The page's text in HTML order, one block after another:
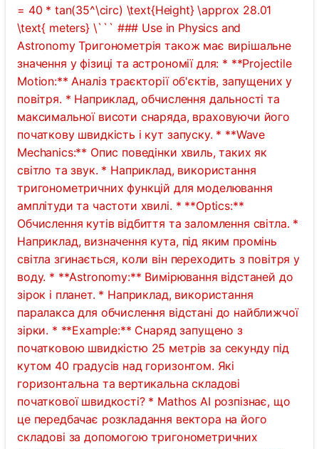
= 40 * tan(35^\circ) \text{Height} \approx 28.01
\text{ meters} \``` ### Use in Physics and
Astronomy Тригонометрія також має вирішальне
значення у фізиці та астрономії для: * **Projectile
Motion:** Аналіз траєкторії об'єктів, запущених у
повітря. * Наприклад, обчислення дальності та
максимальної висоти снаряда, враховуючи його
початкову швидкість і кут запуску. * **Wave
Mechanics:** Опис поведінки хвиль, таких як
світло та звук. * Наприклад, використання
тригонометричних функцій для моделювання
амплітуди та частоти хвилі. * **Optics:**
Обчислення кутів відбиття та заломлення світла. *
Наприклад, визначення кута, під яким промінь
світла згинається, коли він переходить з повітря у
воду. * **Astronomy:** Вимірювання відстаней до
зірок і планет. * Наприклад, використання
паралакса для обчислення відстані до найближчої
зірки. * **Example:** Снаряд запущено з
початковою швидкістю 25 метрів за секунду під
кутом 40 градусів над горизонтом. Які
горизонтальна та вертикальна складові
початкової швидкості? * Mathos AI розпізнає, що
це передбачає розкладання вектора на його
складові за допомогою тригонометричних